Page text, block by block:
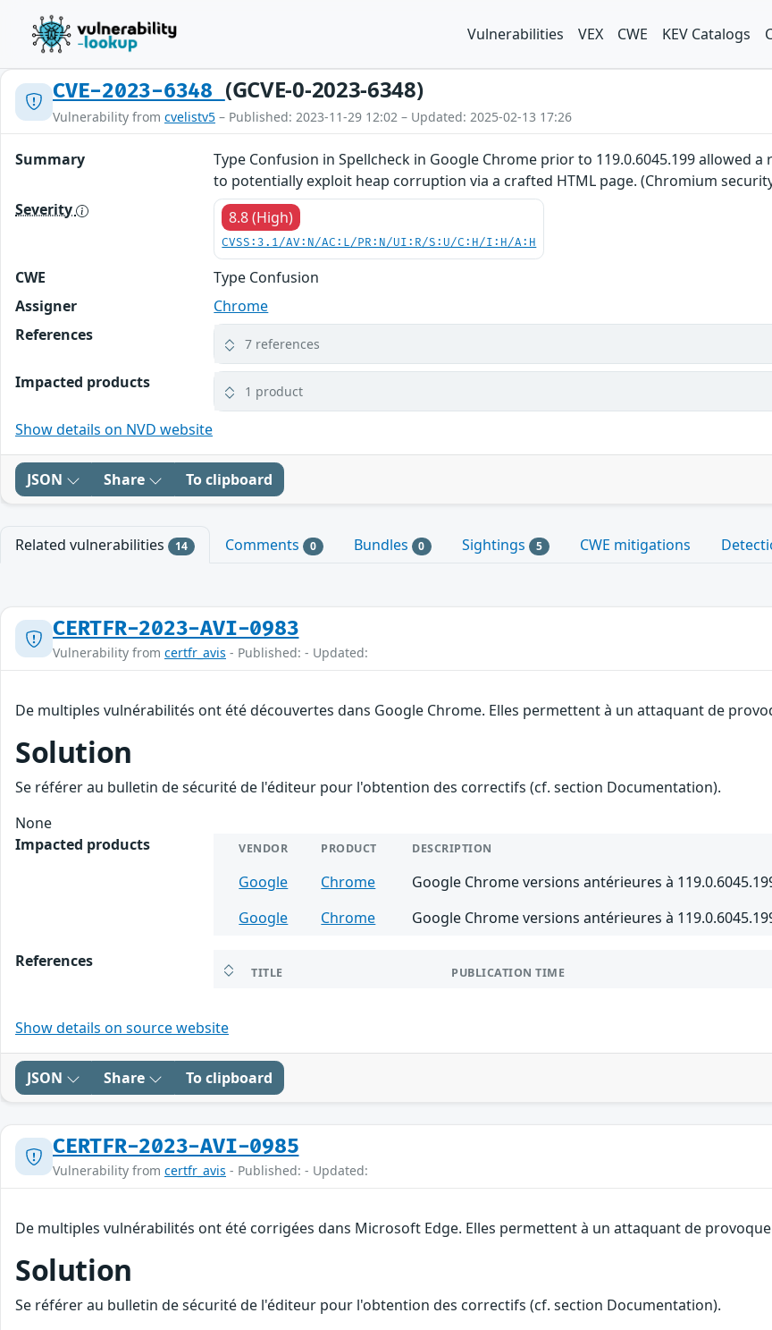
Vulnerabilities VEX CWE KEV Catalogs
CVE-2023-6348 (GCVE-0-2023-6348)
Vulnerability from cvelistv5 – Published: 2023-11-29 12:02 – Updated: 2025-02-13 17:26
Summary
Type Confusion in Spellcheck in Google Chrome prior to 119.0.6045.199
to potentially exploit heap corruption via a crafted HTML page. (Chromium
Severity
8.8 (High)
CVSS:3.1/AV:N/AC:L/PR:N/UI:R/S:U/C:H/I:H/A:H
CWE
Type Confusion
Assigner
Chrome
References
7 references
Impacted products 1 product
Show details on NVD website
JSON Share To clipboard
Related vulnerabilities 14 Comments 0 Bundles 0 Sightings 5 CWE mitigations
CERTFR-2023-AVI-0983
Vulnerability from certfr_avis - Published: - Updated:
De multiples vulnérabilités ont été découvertes dans Google Chrome. Elles permettent à un attaquant de
Solution
Se référer au bulletin de sécurité de l'éditeur pour l'obtention des correctifs (cf. section Documentation).
None
Impacted products
VENDOR PRODUCT DESCRIPTION
Google Chrome
Google Chrome versions antérieures à
Google
Chrome Google Chrome versions antérieures à
References
TITLE PUBLICATION TIME
Show details on source website
JSON Share To clipboard
CERTFR-2023-AVI-0985
Vulnerability from certfr_avis - Published: - Updated:
De multiples vulnérabilités ont été corrigées dans Microsoft Edge. Elles permettent à un attaquant de
Solution
Se référer au bulletin de sécurité de l'éditeur pour l'obtention des correctifs (cf. section Documentation).